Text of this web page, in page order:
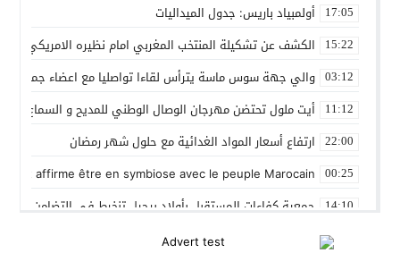
17:05 أولمبياد باريس: جدول الميداليات
15:22 الكشف عن تشكيلة المنتخب المغربي امام نظيره الامريكي
03:12 والي جهة سوس ماسة يترأس لقاءا تواصليا مع اعضاء جماعة
11:12 أيت ملول تحتضن مهرجان الوصال الوطني للمديح و السماع من 25 إلى 30 مارس
22:00 ارتفاع أسعار المواد الغدائية مع حلول شهر رمضان
00:25
affirme être en symbiose avec le peuple Marocain
14:10 جمعية كفاءات المستقبل بأولاد برحيل تنخرط في التضامن
12:01 المنتخب المغربي داخل القاعة يتأهل الى نصف نهائي كأس